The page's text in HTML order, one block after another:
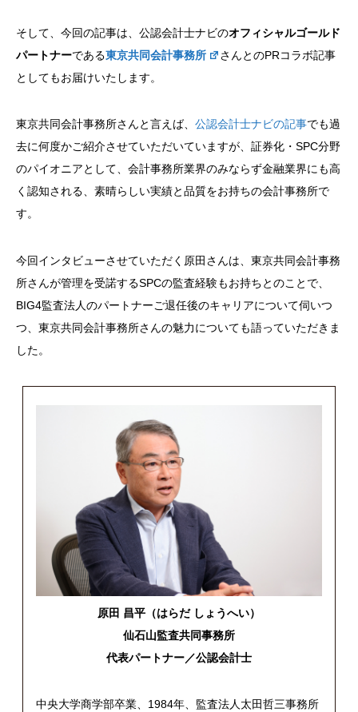
そして、今回の記事は、公認会計士ナビのオフィシャルゴールド
パートナーである東京共同会計事務所 さんとのPRコラボ記事
としてもお届けいたします。
東京共同会計事務所さんと言えば、 公認会計士ナビの記事でも過
去に何度かご紹介させていただいていますが、証券化・ SPC分野
のパイオニアとして、会計事務所業界のみならず金融業界にも高
く認知される、素晴らしい実績と品質をお持ちの会計事務所で
す。
今回インタビューさせていただく原田さんは、東京共同会計事務
所さんが管理を受諾するSPCの監査経験もお持ちとのことで、
BIG4監査法人のパートナーご退任後のキャリアについて伺いつ
つ、東京共同会計事務所さんの魅力についても語っていただきま
した。
原田 昌平（はらだ しょうへい）
仙石山監査共同事務所
代表パートナー／公認会計士
中央大学商学部卒業、 1984年、監査法人太田哲三事務所